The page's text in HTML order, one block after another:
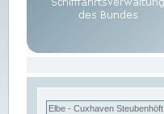
Elbe - Cuxhaven Steubenhöft